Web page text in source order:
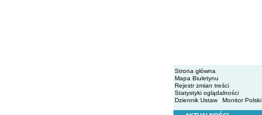
Strona główna
Mapa Biuletynu
Rejestr zmian treści
Statystyki oglądalności
Dziennik Ustaw
Monitor Polski